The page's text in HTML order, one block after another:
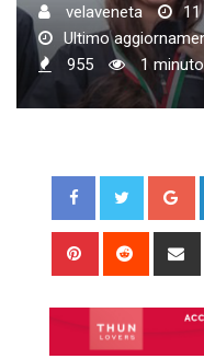
velaveneta
Ultimo
955
1
Pinterest Reddit